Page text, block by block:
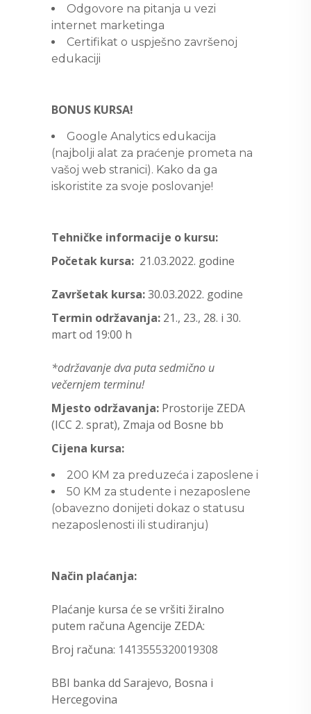
Odgovore na pitanja u vezi
internet marketinga
Certifikat o uspješno završenoj
edukaciji
BONUS KURSA!
Google Analytics edukacija
(najbolji alat za praćenje prometa na
vašoj web stranici). Kako da ga
iskoristite za svoje poslovanje!
Tehničke informacije o kursu:
Početak kursa: 21.03.2022. godine
Završetak kursa:30.03.2022. godine
Termin održavanja: 21., 23., 28. i 30.
mart od 19:00 h
*održavanje dva puta sedmično u
večernjem terminu!
Mjesto održavanja: Prostorije ZEDA
(ICC 2. sprat), Zmaja od Bosne bb
Cijena kursa:
200 KM za preduzeća i zaposlene i
50 KM za studente i nezaposlene
(obavezno donijeti dokaz o statusu
nezaposlenosti ili studiranju)
Način plaćanja:
Plaćanje kursa će se vršiti žiralno
putem računa Agencije ZEDA:
Broj računa: 1413555320019308
BBI banka dd Sarajevo, Bosna i
Hercegovina